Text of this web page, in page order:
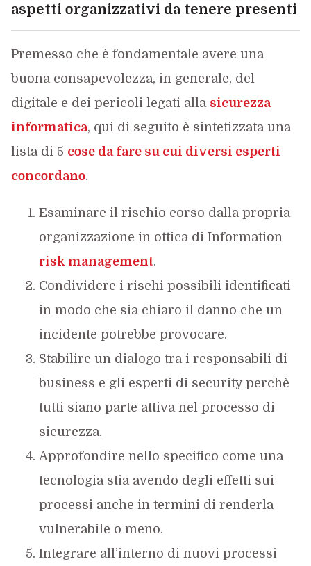
aspetti organizzativi da tenere presenti
Premesso che è fondamentale avere una
buona consapevolezza, in generale, del
digitale e dei pericoli legati alla sicurezza
informatica, qui di seguito è sintetizzata una
lista di 5 cose da fare su cui diversi esperti
concordano.
Esaminare il rischio corso dalla propria
organizzazione in ottica di Information
risk management.
Condividere i rischi possibili identificati
in modo che sia chiaro il danno che un
incidente potrebbe provocare.
Stabilire un dialogo tra i responsabili di
business e gli esperti di security perchè
tutti siano parte attiva nel processo di
sicurezza.
Approfondire nello specifico come una
tecnologia stia avendo degli effetti sui
processi anche in termini di renderla
vulnerabile o meno.
Integrare all’interno di nuovi processi